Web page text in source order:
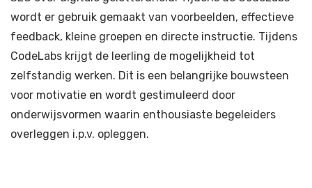
wordt er gebruik gemaakt van voorbeelden, effectieve
feedback, kleine groepen en directe instructie. Tijdens
CodeLabs krijgt de leerling de mogelijkheid tot
zelfstandig werken. Dit is een belangrijke bouwsteen
voor motivatie en wordt gestimuleerd door
onderwijsvormen waarin enthousiaste begeleiders
overleggen i.p.v. opleggen.